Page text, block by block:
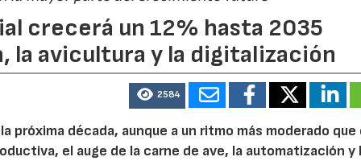
crecerá un 12% hasta 2035
la avicultura y la digitalización
2584
próxima década, aunque a un ritmo más moderado que
el auge de la carne de ave, la automatización y